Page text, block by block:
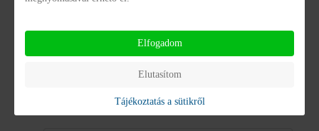
Szakmai Módszertanok
Gazdasági adatok
Elfogadom
Elutasítom
Tájékoztatás a sütikről